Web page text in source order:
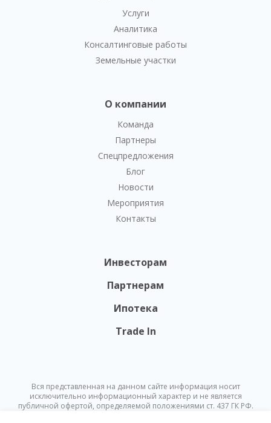
Услуги
Аналитика
Консалтинговые работы
Земельные участки
О компании
Команда
Партнеры
Спецпредложения
Блог
Новости
Мероприятия
Контакты
Инвесторам
Партнерам
Ипотека
Trade In
Вся представленная на данном сайте информация носит
исключительно информационный характер и не является
публичной офертой, определяемой положениями ст. 437 ГК РФ.